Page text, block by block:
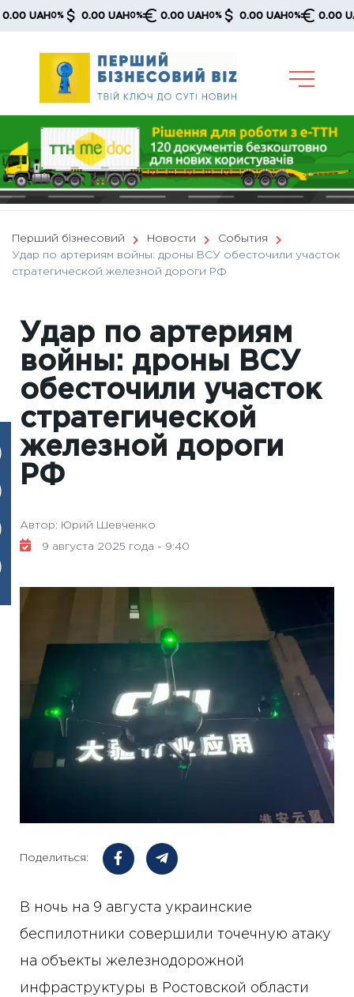
Skip
UAH 0% 0.00 UAH 0% 0.00 UAH 0% 0.00 UAH 0% 0.00 UAH
Перший бізнесовий Новости
События
Удар по артериям войны: дроны ВСУ обесточили участок
стратегической железной дороги РФ
Удар по артериям
войны: дроны ВСУ
обесточили участок
стратегической
железной дороги
РФ
Автор: Юрий Шевченко
9 августа 2025 года - 9:40
Поделиться:
В ночь на 9 августа украинские
беспилотники совершили точечную атаку
на объекты железнодорожной
инфраструктуры в Ростовской области